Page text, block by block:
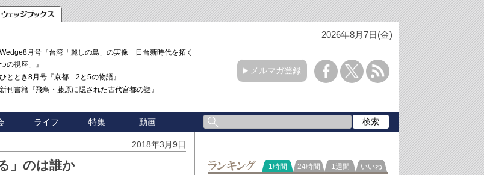
2026年8月7日(金)
Wedge8月号『台湾「麗しの島」の実像 日台新時代を拓く「3
つの視座」』
ひととき8月号『京都 2と5の物語』
新刊書籍『飛鳥・藤原に隠された古代宮都の謎』
メルマガ登録
ライフ 特集 動画
2018年3月9日
」のは誰か ランキング
1時間 24時間 1週間 いいね